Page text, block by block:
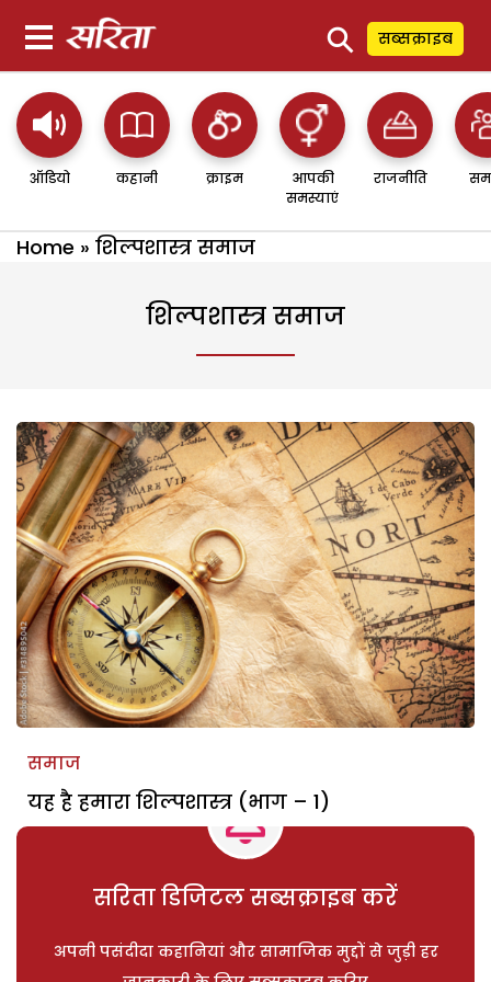
⚲ सब्सक्राइब
ऑडियो कहानी क्राइम
आपकी
समस्याएं
राजनीति
Home » शिल्पशास्त्र समाज
शिल्पशास्त्र समाज
समाज
यह है हमारा शिल्पशास्त्र (भाग – 1)
सरिता डिजिटल सब्सक्राइब करें
अपनी पसंदीदा कहानियां और सामाजिक मुद्दों से जुड़ी हर